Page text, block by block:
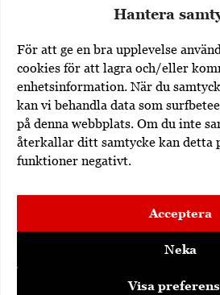
Hantera
För att ge en bra upplevelse
cookies för att lagra och/eller
enhetsinformation. När du
kan vi behandla data som
på denna webbplats. Om du inte
återkallar ditt samtycke kan detta
funktioner negativt.
Acceptera
Neka
Visa
Dövas Tidning
Rissneleden 138
174 57 Sundbyberg
Dövas Tidning i sociala medier: